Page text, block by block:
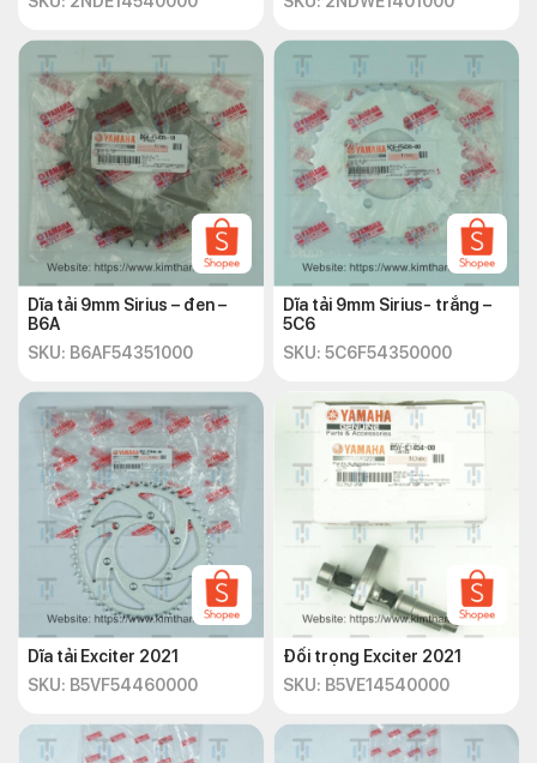
Dĩa tải 9mm Sirius – đen –
B6A
SKU: B6AF54351000
Dĩa tải 9mm Sirius- trắng –
5C6
SKU: 5C6F54350000
Dĩa tải Exciter 2021
SKU: B5VF54460000
Đối trọng Exciter 2021
SKU: B5VE14540000